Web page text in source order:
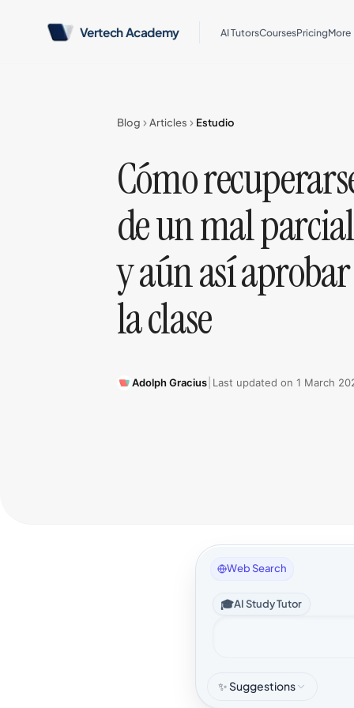
Vertech Academy AI TutorsCoursesPricingMore
Blog Articles Estudio
Cómo
de un mal parcial
y aún así aprobar
la clase
Adolph Gracius Last updated on 1 March
Web Search
🎓AI Study Tutor
✨ Suggestions